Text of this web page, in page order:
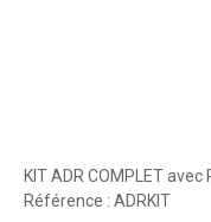
KIT ADR COMPLET
Référence : ADRKIT